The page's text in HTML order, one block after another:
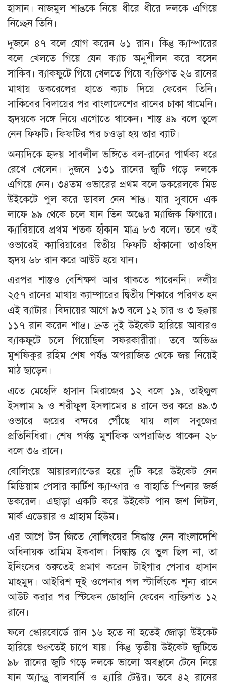
হাসান। নাজমুল শান্তকে নিয়ে ধীরে ধীরে দলকে এগিয়ে
নিচ্ছেন তিনি।
দুজনে ৪৭ বলে যোগ করেন ৬১ রান। কিন্তু ক্যাম্পারের
বলে খেলতে গিয়ে যেন ক্যাচ অনুশীলন করে বসেন
সাকিব। ব্যাকফুটে গিয়ে খেলতে গিয়ে ব্যক্তিগত ২৬ রানের
মাথায় ডকরেলের হাতে ক্যাচ দিয়ে ফেরেন তিনি।
সাকিবের বিদায়ের পর বাংলাদেশের রানের চাকা থামেনি।
হৃদয়কে সঙ্গে নিয়ে এগোতে থাকেন। শান্ত ৪৯ বলে তুলে
নেন ফিফটি। ফিফটির পর চওড়া হয় তার ব্যাট।
অন্যদিকে হৃদয় সাবলীল ভঙ্গিতে বল-রানের পার্থক্য ধরে
রেখে খেলেন। দুজনে ১৩১ রানের জুটি গড়ে দলকে
এগিয়ে নেন। ৩৪তম ওভারের প্রথম বলে ডকরেলকে মিড
উইকেটে পুল করে ডাবল নেন শান্ত। যার সুবাদে এক
লাফে ৯৯ থেকে চলে যান তিন অঙ্কের ম্যাজিক ফিগারে।
ক্যারিয়ারে প্রথম শতক হাঁকান মাত্র ৮৩ বলে। তবে ওই
ওভারেই ক্যারিয়ারের দ্বিতীয় ফিফটি হাঁকানো তাওহিদ
হৃদয় ৬৮ রান করে আউট হয়ে যান।
এরপর শান্তও বেশিক্ষণ আর থাকতে পারেননি। দলীয়
২৫৭ রানের মাথায় ক্যাম্পারের দ্বিতীয় শিকারে পরিণত হন
এই ব্যাটার। বিদায়ের আগে ৯৩ বলে ১২ চার ও ৩ ছক্কায়
১১৭ রান করেন শান্ত। দ্রুত দুই উইকেট হারিয়ে আবারও
ব্যাকফুটে চলে গিয়েছিল সফরকারীরা। তবে অভিজ্ঞ
মুশফিকুর রহিম শেষ পর্যন্ত অপরাজিত থেকে জয় নিয়েই
মাঠ ছাড়েন।
এতে মেহেদি হাসান মিরাজের ১২ বলে ১৯, তাইজুল
ইসলাম ৯ ও শরীফুল ইসলামের ৪ রানে ভর করে ৪৯.৩
ওভারে জয়ের বন্দরে পৌঁছে যায় লাল সবুজের
প্রতিনিধিরা। শেষ পর্যন্ত মুশফিক অপরাজিত থাকেন ২৮
বলে ৩৬ রানে।
বোলিংয়ে আয়ারল্যান্ডের হয়ে দুটি করে উইকেট নেন
মিডিয়াম পেসার কার্টিশ ক্যাম্ফার ও বাহাতি স্পিনার জর্জ
ডকরেল। এছাড়া একটি করে উইকেট পান জশ লিটল,
মার্ক এডেয়ার ও গ্রাহাম হিউম।
এর আগে টস জিতে বোলিংয়ের সিদ্ধান্ত নেন বাংলাদেশি
অধিনায়ক তামিম ইকবাল। সিদ্ধান্ত যে ভুল ছিল না, তা
ইনিংসের শুরুতেই প্রমাণ করেন টাইগার পেসার হাসান
মাহমুদ। আইরিশ দুই ওপেনার পল স্টার্লিংকে শূন্য রানে
আউট করার পর স্টিফেন ডোহানি ফেরেন ব্যক্তিগত ১২
রানে।
ফলে স্কোরবোর্ডে রান ১৬ হতে না হতেই জোড়া উইকেট
হারিয়ে শুরুতেই চাপে যায়। কিন্তু তৃতীয় উইকেট জুটিতে
৯৮ রানের জুটি গড়ে দলকে ভালো অবস্থানে টেনে নিয়ে
যান অ্যান্ড্রু বালবার্নি ও হ্যারি টেক্টর। তবে ৪২ রানের